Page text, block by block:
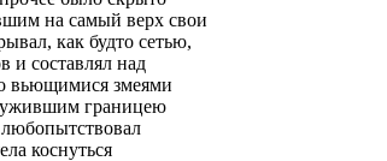
на самый верх свои
как будто сетью,
и составлял над
вьющимися змеями
границею
коснуться